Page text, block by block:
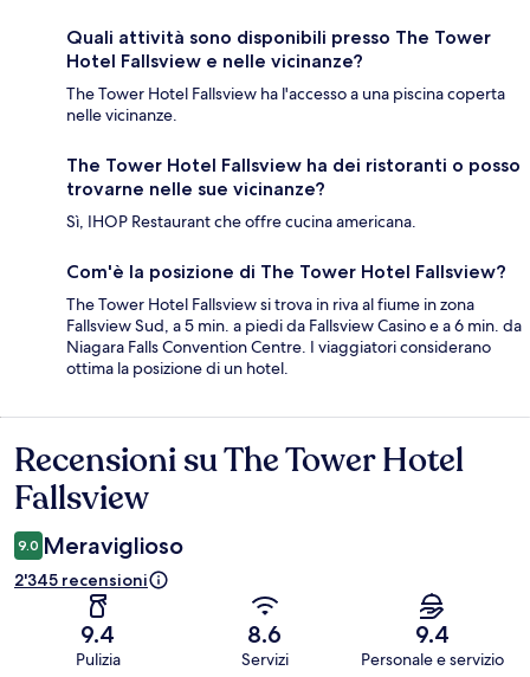
Quali attività sono disponibili presso The Tower
Hotel Fallsview e nelle vicinanze?
The Tower Hotel Fallsview ha l'accesso a una piscina coperta
nelle vicinanze.
The Tower Hotel Fallsview ha dei ristoranti o posso
trovarne nelle sue vicinanze?
Sì, IHOP Restaurant che offre cucina americana.
Com'è la posizione di The Tower Hotel Fallsview?
The Tower Hotel Fallsview si trova in riva al fiume in zona
Fallsview Sud, a 5 min. a piedi da Fallsview Casino e a 6 min. da
Niagara Falls Convention Centre. I viaggiatori considerano
ottima la posizione di un hotel.
Recensioni
Recensioni su The Tower Hotel
Fallsview
9.0 Meraviglioso
2'345 recensioni
9.4
Pulizia
8.6
Servizi
9.4
Personale e servizio